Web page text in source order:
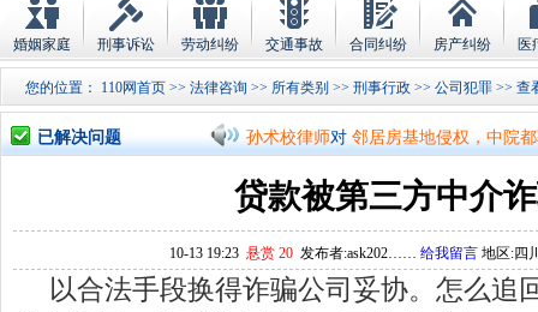
律师排行
婚姻家庭 刑事诉讼 劳动纠纷 交通事故 合同纠纷 房产纠纷 医
您的位置： 110网首页 >> 法律咨询 >> 所有类别 >> 刑事行政 >> 公司犯罪
已解决问题
孙术校律师 对 将满19周岁，偷了一部
孙术校律师对 邻居房基地侵权，中院
孙术校律师对在保定上班两年了，一
孙术校律师对房产交易问题的回复获
贷款被第三方中介
10-13 19:23 悬赏 20 发布者:ask202…… 给我留言 地区:四
以合法手段换得诈骗公司妥协。怎么追